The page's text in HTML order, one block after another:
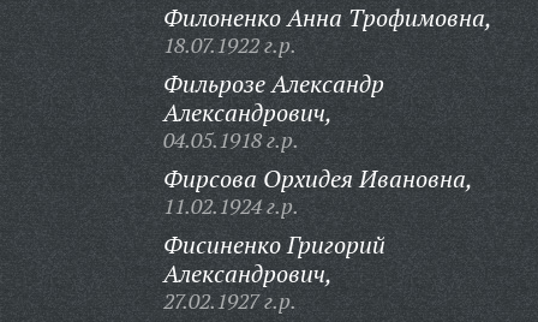
Филоненко Анна Трофимовна,
18.07.1922 г.р.
Фильрозе Александр
Александрович,
04.05.1918 г.р.
Фирсова Орхидея Ивановна,
11.02.1924 г.р.
Фисиненко Григорий
Александрович,
27.02.1927 г.р.